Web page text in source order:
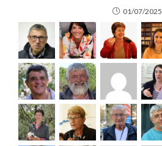
01/07/2025